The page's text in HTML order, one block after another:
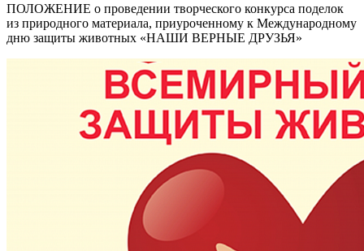
ПОЛОЖЕНИЕ о проведении творческого конкурса поделок
из природного материала, приуроченному к Международному
дню защиты животных «НАШИ ВЕРНЫЕ ДРУЗЬЯ»